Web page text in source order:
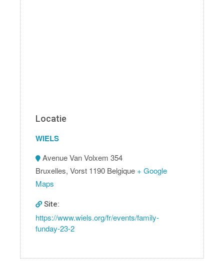
Locatie
WIELS
Avenue Van Volxem 354
Bruxelles, Vorst 1190 Belgique + Google
Maps
Site:
https://www.wiels.org/fr/events/family-
funday-23-2